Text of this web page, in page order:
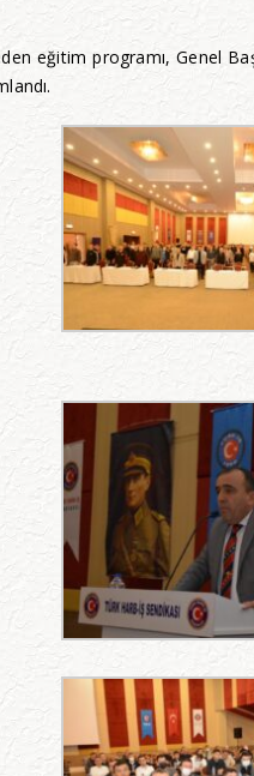
eğitim programı, Genel